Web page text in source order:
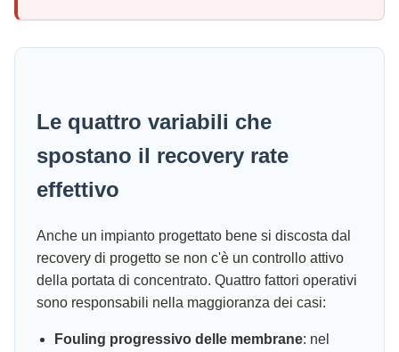
Le quattro variabili che
spostano il recovery rate
effettivo
Anche un impianto progettato bene si discosta dal
recovery di progetto se non c'è un controllo attivo
della portata di concentrato. Quattro fattori operativi
sono responsabili nella maggioranza dei casi:
Fouling progressivo delle membrane: nel